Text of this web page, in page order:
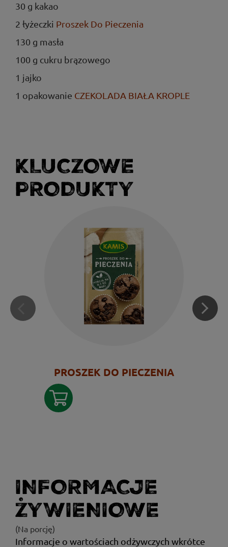
30 g kakao
2 łyżeczki Proszek Do Pieczenia
130 g masła
100 g cukru brązowego
1 jajko
1 opakowanie CZEKOLADA BIAŁA KROPLE
KLUCZOWE
PRODUKTY
PROSZEK DO PIECZENIA
INFORMACJE
ŻYWIENIOWE
(Na porcję)
Informacje o wartościach odżywczych wkrótce